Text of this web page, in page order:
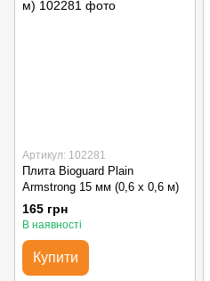
Артикул: 102281
Плита Bioguard Plain
Armstrong 15 мм (0,6 х 0,6 м)
165 грн
В наявності
Купити